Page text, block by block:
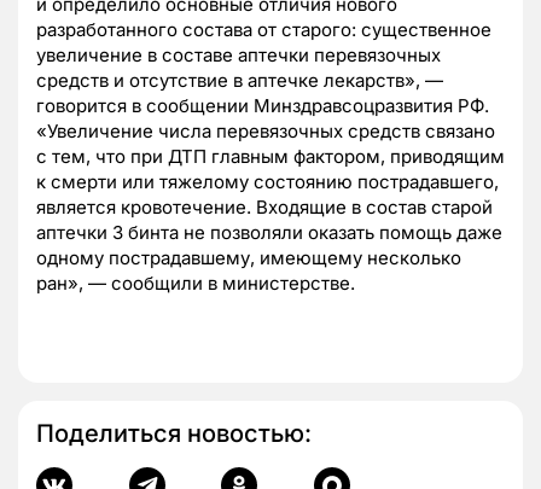
и определило основные отличия нового
разработанного состава от старого: существенное
увеличение в составе аптечки перевязочных
средств и отсутствие в аптечке лекарств», —
говорится в сообщении Минздравсоцразвития РФ.
«Увеличение числа перевязочных средств связано
с тем, что при ДТП главным фактором, приводящим
к смерти или тяжелому состоянию пострадавшего,
является кровотечение. Входящие в состав старой
аптечки 3 бинта не позволяли оказать помощь даже
одному пострадавшему, имеющему несколько
ран», — сообщили в министерстве.
Поделиться новостью: